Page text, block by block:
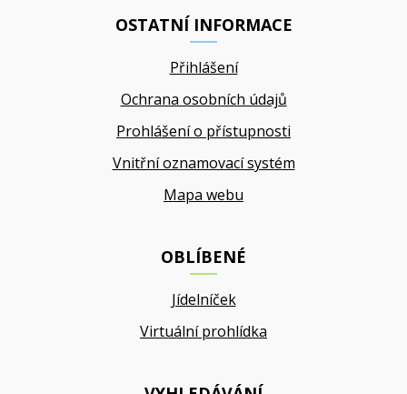
OSTATNÍ INFORMACE
Přihlášení
Ochrana osobních údajů
Prohlášení o přístupnosti
Vnitřní oznamovací systém
Mapa webu
OBLÍBENÉ
Jídelníček
Virtuální prohlídka